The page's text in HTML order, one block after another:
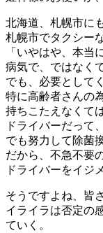
北海道、札幌市に
札幌市でタクシー
「いやはや、本当
病気で、ではなく
でも、必要として
特に高齢者さんの
持ちこたえなくては
ドライバーだって
でも努力して除菌
だから、不急不要
ドライバーをイジ
そうですよね、皆
イライラは否定の
ていく。